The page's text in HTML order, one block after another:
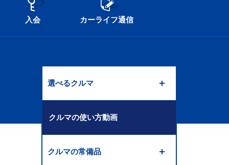
入会 カーライフ通信
選べるクルマ
クルマの使い方動画
クルマの常備品